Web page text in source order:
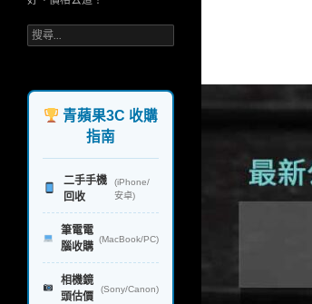
搜
尋
字:
青蘋果3C 收購
指南
二手手機
回收
(iPhone/
安卓)
筆電電
腦收購
(MacBook/PC)
相機鏡
頭估價
(Sony/Canon)